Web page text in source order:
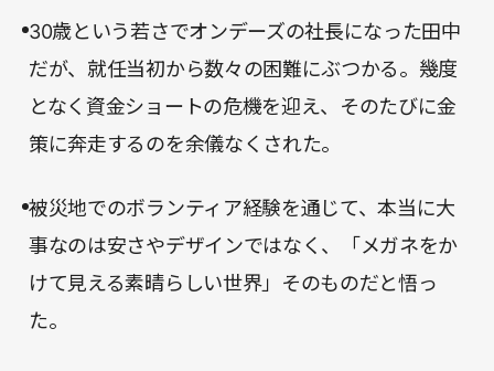
30歳という若さでオンデーズの社長になった田中
だが、就任当初から数々の困難にぶつかる。幾度
となく資金ショートの危機を迎え、そのたびに金
策に奔走するのを余儀なくされた。
被災地でのボランティア経験を通じて、本当に大
事なのは安さやデザインではなく、「メガネをか
けて見える素晴らしい世界」そのものだと悟っ
た。